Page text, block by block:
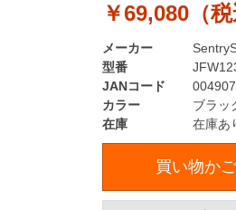
￥69,080（税
型番
JANコード
カラー
ブラッ
在庫
在庫あ
メーカー
買い物か